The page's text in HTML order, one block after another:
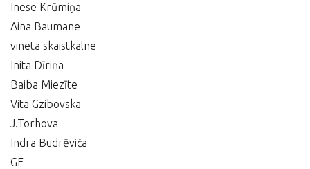
Inese Krūmiņa
Aina Baumane
vineta skaistkalne
Inita Dīriņa
Baiba Miezīte
Vita Gzibovska
J.Torhova
Indra Budrēviča
GF